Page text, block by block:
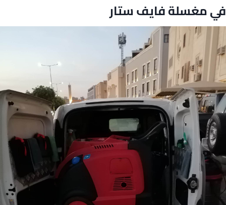
في مغسلة فايف ستار